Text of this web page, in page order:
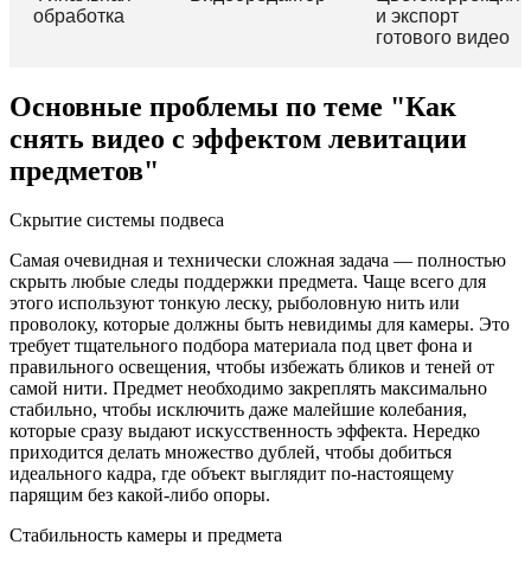
обработка
и экспорт
готового видео
Основные проблемы по теме "Как
снять видео с эффектом левитации
предметов"
Скрытие системы подвеса
Самая очевидная и технически сложная задача — полностью
скрыть любые следы поддержки предмета. Чаще всего для
этого используют тонкую леску, рыболовную нить или
проволоку, которые должны быть невидимы для камеры. Это
требует тщательного подбора материала под цвет фона и
правильного освещения, чтобы избежать бликов и теней от
самой нити. Предмет необходимо закреплять максимально
стабильно, чтобы исключить даже малейшие колебания,
которые сразу выдают искусственность эффекта. Нередко
приходится делать множество дублей, чтобы добиться
идеального кадра, где объект выглядит по-настоящему
парящим без какой-либо опоры.
Стабильность камеры и предмета